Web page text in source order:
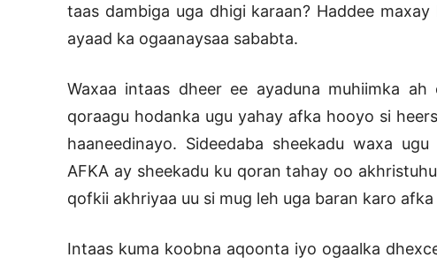
taas dambiga uga dhigi karaan? Haddee
ayaad ka ogaanaysaa sababta.
Waxaa intaas dheer ee ayaduna muhiimka
qoraagu hodanka ugu yahay afka hooyo si
haaneedinayo. Sideedaba sheekadu waxa
AFKA ay sheekadu ku qoran tahay oo
qofkii akhriyaa uu si mug leh uga baran karo
Intaas kuma koobna aqoonta iyo ogaalka